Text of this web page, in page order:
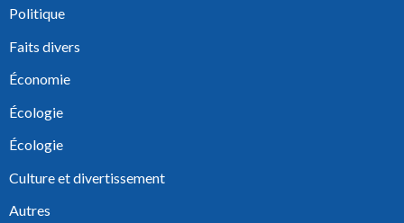
Politique
Faits divers
Économie
Écologie
Écologie
Culture et divertissement
Autres